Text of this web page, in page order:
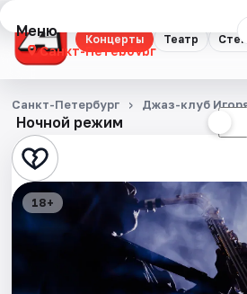
Концерты Театр
Меню
Санкт-Петербург
Концерты
Театр
Стендап
Выставки
Ночной режим
Санкт-Петербург Джаз-клуб
18+